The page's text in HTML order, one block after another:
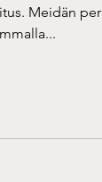
Meidän